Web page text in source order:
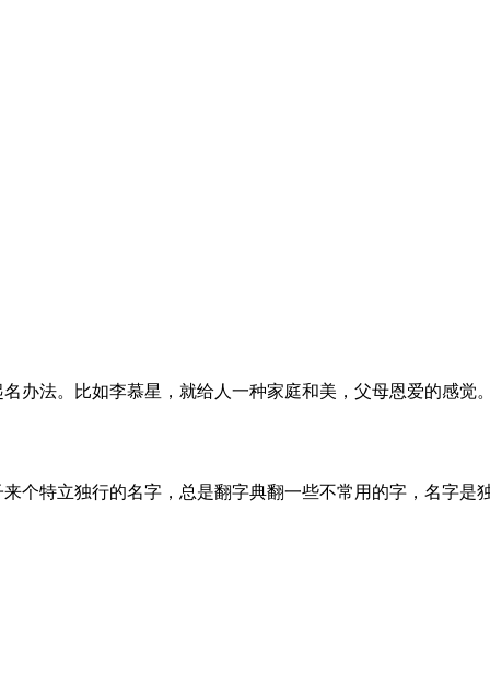
法。比如李慕星，就给人一种家庭和美，父母恩爱的感觉
特立独行的名字，总是翻字典翻一些不常用的字，名字是